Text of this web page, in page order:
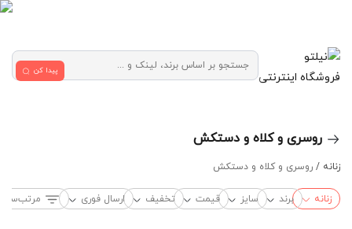
فروشگاه اینترنتی پیدا کن
روسری و کلاه و دستکش
زنانه / روسری و کلاه و دستکش
زنانه برند سایز قیمت تخفیف ارسال فوری